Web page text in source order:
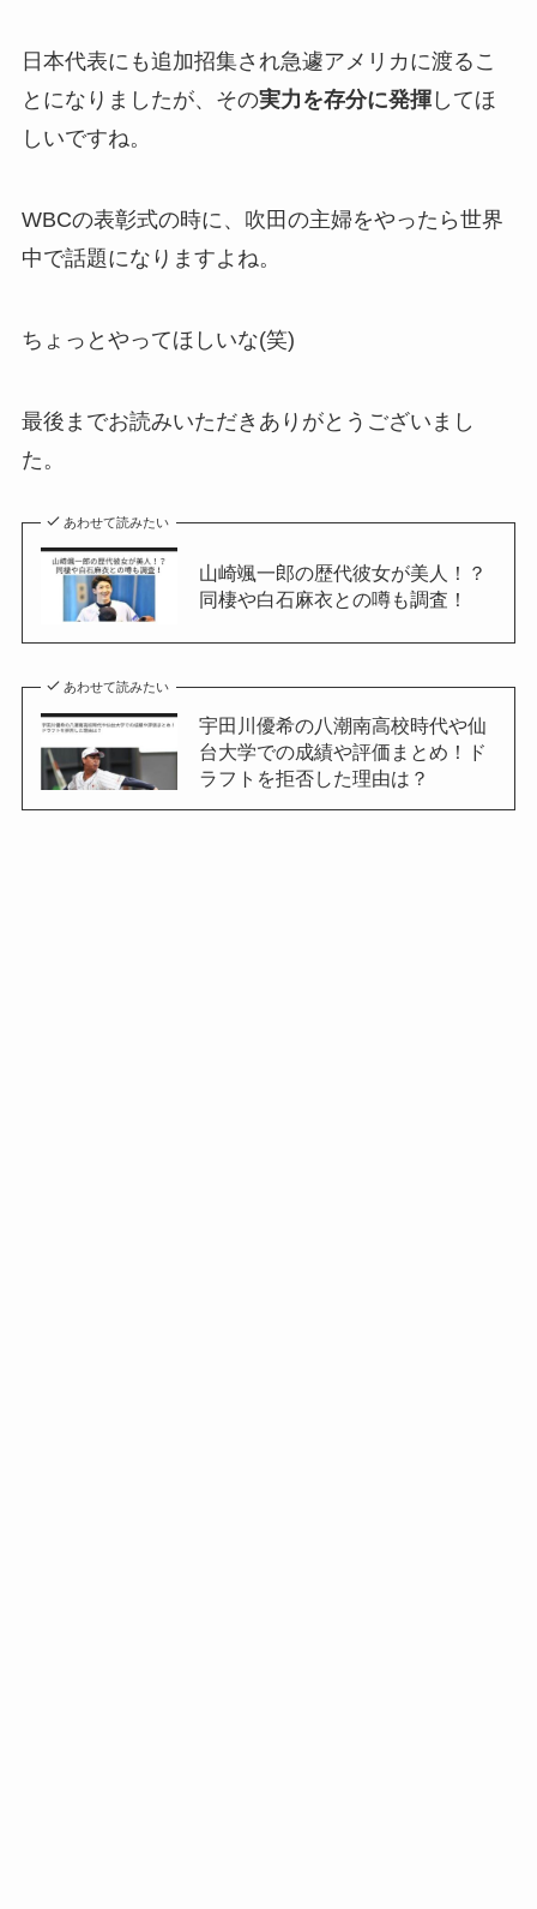
日本代表にも追加招集され急遽アメリカに渡るこ
とになりましたが、その実力を存分に発揮してほ
しいですね。
WBCの表彰式の時に、吹田の主婦をやったら世界
中で話題になりますよね。
ちょっとやってほしいな(笑)
最後までお読みいただきありがとうございまし
た。
あわせて読みたい
山崎颯一郎の歴代彼女が美人！？
同棲や白石麻衣との噂も調査！
あわせて読みたい
宇田川優希の八潮南高校時代や仙
台大学での成績や評価まとめ！ド
ラフトを拒否した理由は？